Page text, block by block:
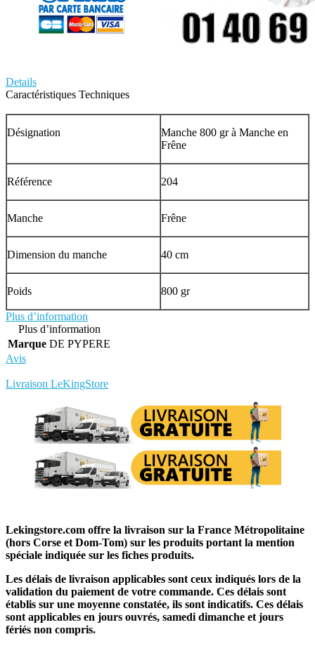
Details
Caractéristiques Techniques
Désignation
Manche 800 gr à Manche en
Frêne
Référence 204
Manche Frêne
Dimension du manche 40 cm
Poids 800 gr
Plus d’information
Plus d’information
Marque DE PYPERE
Avis
Livraison LeKingStore
Lekingstore.com offre la livraison sur la France Métropolitaine
(hors Corse et Dom-Tom) sur les produits portant la mention
spéciale indiquée sur les fiches produits.
Les délais de livraison applicables sont ceux indiqués lors de la
validation du paiement de votre commande. Ces délais sont
établis sur une moyenne constatée, ils sont indicatifs. Ces délais
sont applicables en jours ouvrés, samedi dimanche et jours
fériés non compris.